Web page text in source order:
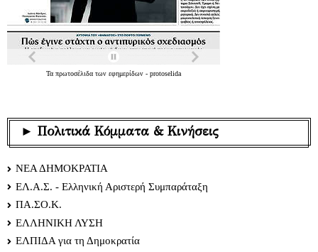
Τα πρωτοσέλιδα των εφημερίδων - protoselida
► Πολιτικά Κόμματα & Κινήσεις
ΝΕΑ ΔΗΜΟΚΡΑΤΙΑ
ΕΛ.Α.Σ. - Ελληνική Αριστερή Συμπαράταξη
ΠΑ.ΣΟ.Κ.
ΕΛΛΗΝΙΚΗ ΛΥΣΗ
ΕΛΠΙΔΑ για τη Δημοκρατία